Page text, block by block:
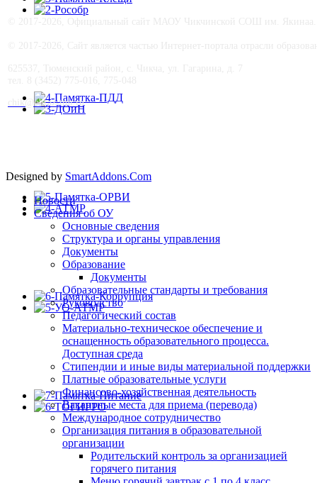
сhik@obraz-tmr.ru
Designed by SmartAddons.Com
Новости
Сведения об ОУ
Основные сведения
Структура и органы управления
Документы
Образование
Документы
Образовательные стандарты и требования
Руководство
Педагогический состав
Материально-техническое обеспечение и
оснащенность образовательного процесса.
Доступная среда
Стипендии и иные виды материальной поддержки
Платные образовательные услуги
Финансово-хозяйственная деятельность
Вакантные места для приема (перевода)
Международное сотрудничество
Организация питания в образовательной
организации
Родительский контроль за организацией
горячего питания